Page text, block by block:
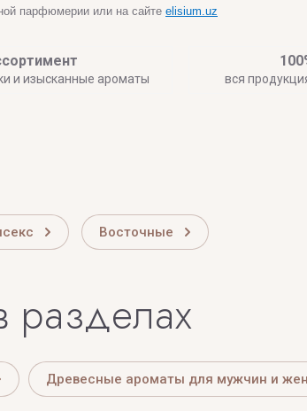
парфюмерии или на сайте elisium.uz
и изысканные ароматы вся
Восточные
разделах
Древесные ароматы для мужчин и